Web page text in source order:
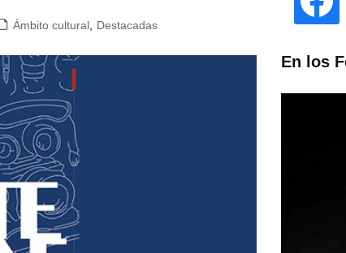
Ámbito cultural Destacadas
En los